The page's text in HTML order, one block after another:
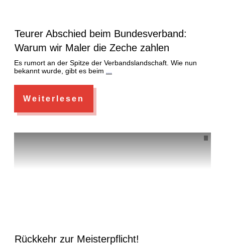
Teurer Abschied beim Bundesverband:
Warum wir Maler die Zeche zahlen
Es rumort an der Spitze der Verbandslandschaft. Wie nun
bekannt wurde, gibt es beim
Weiterlesen
Rückkehr zur Meisterpflicht!